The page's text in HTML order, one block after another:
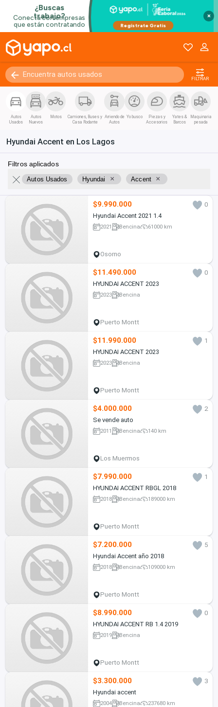
×
FILTRAR
Autos
Usados
Autos
Nuevos
Motos
Camiones, Buses y
Casa Rodante
Arriendo de
Autos
Yo busco
Piezas y
Accesorios
Yates &
Barcos
Maquinaria
pesada
Hyundai Accent en Los Lagos
Filtros aplicados
Autos Usados Hyundai × Accent ×
$9.990.000
0
Hyundai Accent 2021 1.4
2021 Bencina 61000 km
Osorno
$11.490.000
0
HYUNDAI ACCENT 2023
2023 Bencina
Puerto Montt
$11.990.000
1
HYUNDAI ACCENT 2023
2023 Bencina
Puerto Montt
$4.000.000
2
Se vende auto
2011 Bencina 140 km
Los Muermos
$7.990.000
1
HYUNDAI ACCENT RBGL 2018
2018 Bencina 189000 km
Puerto Montt
$7.200.000
5
Hyundai Accent año 2018
2018 Bencina 109000 km
Puerto Montt
$8.990.000
0
HYUNDAI ACCENT RB 1.4 2019
2019 Bencina
Puerto Montt
$3.300.000
3
Hyundai accent
2004 Bencina 237680 km